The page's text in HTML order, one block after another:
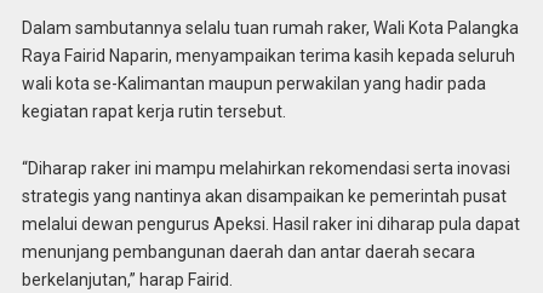
Dalam sambutannya selalu tuan rumah raker, Wali Kota Palangka
Raya Fairid Naparin, menyampaikan terima kasih kepada seluruh
wali kota se-Kalimantan maupun perwakilan yang hadir pada
kegiatan rapat kerja rutin tersebut.
“Diharap raker ini mampu melahirkan rekomendasi serta inovasi
strategis yang nantinya akan disampaikan ke pemerintah pusat
melalui dewan pengurus Apeksi. Hasil raker ini diharap pula dapat
menunjang pembangunan daerah dan antar daerah secara
berkelanjutan,” harap Fairid.